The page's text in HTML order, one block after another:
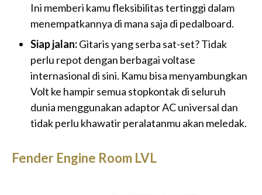
Ini memberi kamu fleksibilitas tertinggi dalam
menempatkannya di mana saja di pedalboard.
Siap jalan:Gitaris yang serba sat-set? Tidak
perlu repot dengan berbagai voltase
internasional di sini. Kamu bisa menyambungkan
Volt ke hampir semua stopkontak di seluruh
dunia menggunakan adaptor AC universal dan
tidak perlu khawatir peralatanmu akan meledak.
Fender Engine Room LVL